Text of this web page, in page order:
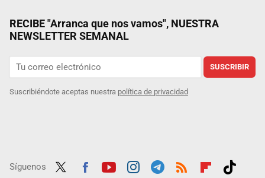
RECIBE "Arranca que nos vamos", NUESTRA
NEWSLETTER SEMANAL
SUSCRIBIR
Suscribiéndote aceptas nuestra política de privacidad
Síguenos